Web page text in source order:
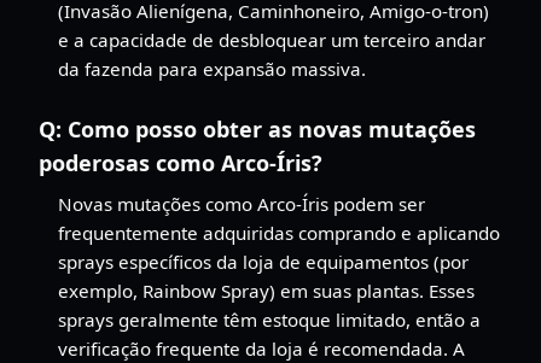
(Invasão Alienígena, Caminhoneiro, Amigo-o-tron)
e a capacidade de desbloquear um terceiro andar
da fazenda para expansão massiva.
Q: Como posso obter as novas mutações
poderosas como Arco-Íris?
Novas mutações como Arco-Íris podem ser
frequentemente adquiridas comprando e aplicando
sprays específicos da loja de equipamentos (por
exemplo, Rainbow Spray) em suas plantas. Esses
sprays geralmente têm estoque limitado, então a
verificação frequente da loja é recomendada. A